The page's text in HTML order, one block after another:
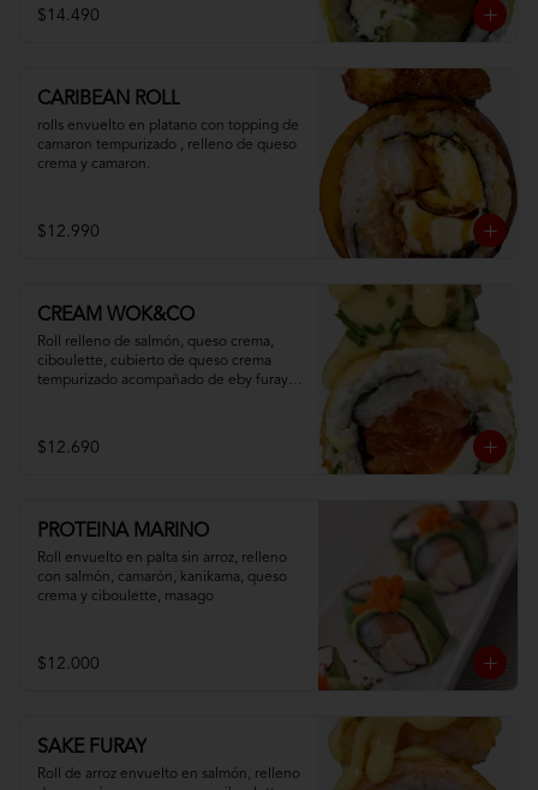
$14.490
CARIBEAN ROLL
rolls envuelto en platano con topping de
camaron tempurizado , relleno de queso
crema y camaron.
$12.990
CREAM WOK&CO
Roll relleno de salmón, queso crema,
ciboulette, cubierto de queso crema
tempurizado acompañado de eby furay y
$12.690
PROTEINA MARINO
Roll envuelto en palta sin arroz, relleno
con salmón, camarón, kanikama, queso
crema y ciboulette, masago
$12.000
SAKE FURAY
Roll de arroz envuelto en salmón, relleno